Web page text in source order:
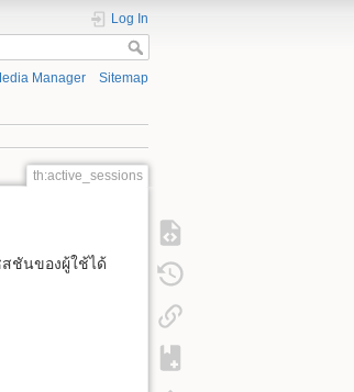
Log In
Manager Sitemap
th:active_sessions
ชันของผู้ใช้ได้